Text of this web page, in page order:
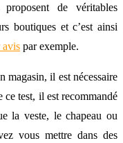
de véritables
boutiques et c’est ainsi
avis par exemple.
magasin, il est nécessaire
test, il est recommandé
la veste, le chapeau ou
vous mettre dans des